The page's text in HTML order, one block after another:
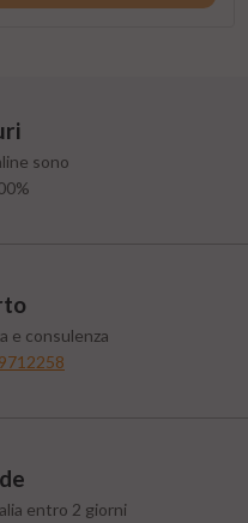
sono
e consulenza
entro 2 giorni